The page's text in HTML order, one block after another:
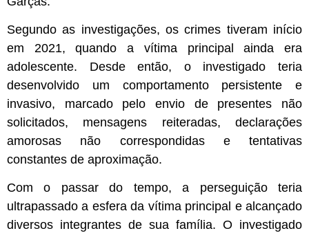
Segundo as investigações, os crimes tiveram início
em 2021, quando a vítima principal ainda era
adolescente. Desde então, o investigado teria
desenvolvido um comportamento persistente e
invasivo, marcado pelo envio de presentes não
solicitados, mensagens reiteradas, declarações
amorosas não correspondidas e tentativas
constantes de aproximação.
Com o passar do tempo, a perseguição teria
ultrapassado a esfera da vítima principal e alcançado
diversos integrantes de sua família. O investigado